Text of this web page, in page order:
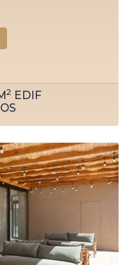
2 EDIF